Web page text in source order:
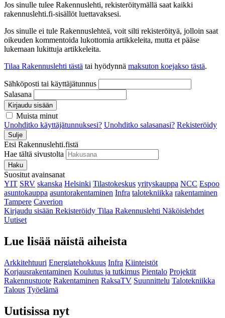
Jos sinulle tulee Rakennuslehti, rekisteröitymällä saat kaikki
rakennuslehti.fi-sisällöt luettavaksesi.
Jos sinulle ei tule Rakennuslehteä, voit silti rekisteröityä, jolloin saat
oikeuden kommentoida lukottomia artikkeleita, mutta et pääse
lukemaan lukittuja artikkeleita.
Tilaa Rakennuslehti tästä tai hyödynnä maksuton koejakso tästä.
Sähköposti tai käyttäjätunnus
Salasana
Kirjaudu sisään
Muista minut
Unohditko käyttäjätunnuksesi? Unohditko salasanasi? Rekisteröidy
Sulje
Etsi Rakennuslehti.fistä
Hae tältä sivustolta
Haku
Suositut avainsanat
YIT SRV skanska Helsinki Tilastokeskus yrityskauppa NCC Espoo
asuntokauppa asuntorakentaminen Infra talotekniikka rakentaminen
Tampere Caverion
Kirjaudu sisään Rekisteröidy Tilaa Rakennuslehti Näköislehdet
Uutiset
Lue lisää näistä aiheista
Arkkitehtuuri Energiatehokkuus Infra Kiinteistöt
Korjausrakentaminen Koulutus ja tutkimus Pientalo Projektit
Rakennustuote Rakentaminen RaksaTV Suunnittelu Talotekniikka
Talous Työelämä
Uutisissa nyt